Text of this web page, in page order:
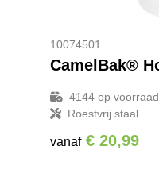
10074501
4144op voorraad
Roestvrij staal
vanaf € 20,99